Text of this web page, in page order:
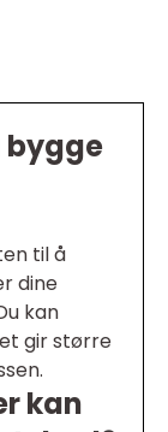
bygge
til å
dine
kan
gir større
kan